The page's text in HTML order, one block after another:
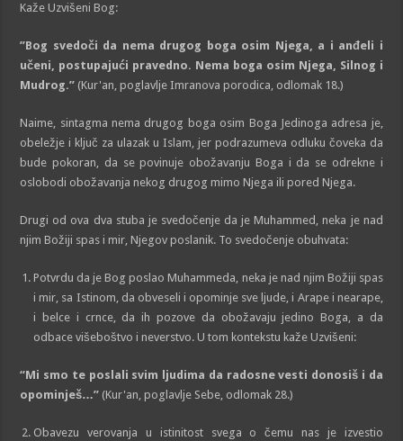
Kaže Uzvišeni Bog:
”Bog svedoči da nema drugog boga osim Njega, a i anđeli i
učeni, postupajući pravedno. Nema boga osim Njega, Silnog i
Mudrog.” (Kur'an, poglavlje Imranova porodica, odlomak 18.)
Naime, sintagma nema drugog boga osim Boga Jedinoga adresa je,
obeležje i ključ za ulazak u Islam, jer podrazumeva odluku čoveka da
bude pokoran, da se povinuje obožavanju Boga i da se odrekne i
oslobodi obožavanja nekog drugog mimo Njega ili pored Njega.
Drugi od ova dva stuba je svedočenje da je Muhammed, neka je nad
njim Božiji spas i mir, Njegov poslanik. To svedočenje obuhvata:
Potvrdu da je Bog poslao Muhammeda, neka je nad njim Božiji spas
i mir, sa Istinom, da obveseli i opominje sve ljude, i Arape i nearape,
i belce i crnce, da ih pozove da obožavaju jedino Boga, a da
odbace višeboštvo i neverstvo. U tom kontekstu kaže Uzvišeni:
“Mi smo te poslali svim ljudima da radosne vesti donosiš i da
opominješ…” (Kur'an, poglavlje Sebe, odlomak 28.)
Obavezu verovanja u istinitost svega o čemu nas je izvestio